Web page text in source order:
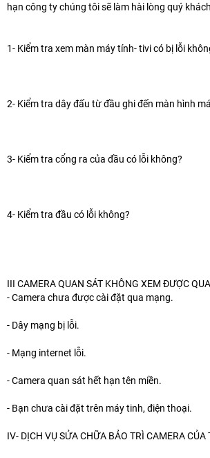
hạn công ty chúng tôi sẽ làm hài lòng quý
1- Kiểm tra xem màn máy tính- tivi có bị lỗi
2- Kiểm tra dây đấu từ đầu ghi đến màn hình
3- Kiểm tra cổng ra của đầu có lỗi không?
4- Kiểm tra đầu có lỗi không?
III CAMERA QUAN SÁT KHÔNG XEM ĐƯỢC
- Camera chưa được cài đặt qua mạng.
- Dây mạng bị lỗi.
- Mạng internet lỗi.
- Camera quan sát hết hạn tên miền.
- Bạn chưa cài đặt trên máy tinh, điện thoại.
IV- DỊCH VỤ SỬA CHỮA BẢO TRÌ CAMERA CỦA